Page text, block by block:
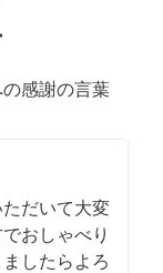
感謝の言葉
だいて大変
おしゃべり
したらよろ